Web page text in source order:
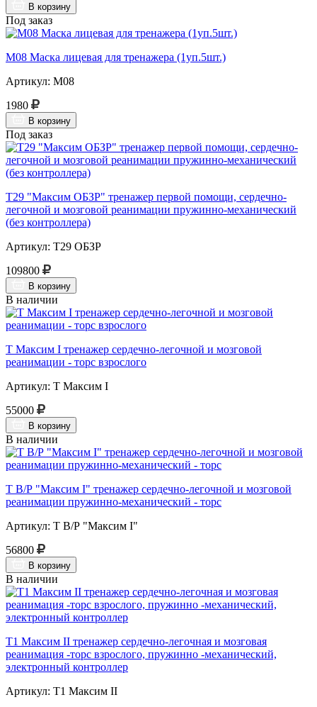
В корзину
Под заказ
М08 Маска лицевая для тренажера (1уп.5шт.)
Артикул: М08
1980
В корзину
Под заказ
Т29 "Максим ОБЗР" тренажер первой помощи, сердечно-
легочной и мозговой реанимации пружинно-механический
(без контроллера)
Артикул: Т29 ОБЗР
109800
В корзину
В наличии
Т Максим I тренажер сердечно-легочной и мозговой
реанимации - торс взрослого
Артикул: Т Максим I
55000
В корзину
В наличии
Т В/Р "Максим I" тренажер сердечно-легочной и мозговой
реанимации пружинно-механический - торс
Артикул: Т В/Р "Максим I"
56800
В корзину
В наличии
Т1 Максим II тренажер сердечно-легочная и мозговая
реанимация -торс взрослого, пружинно -механический,
электронный контроллер
Артикул: Т1 Максим II